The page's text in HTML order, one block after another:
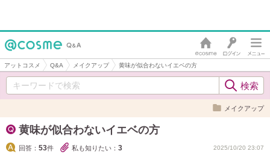
アットコスメ Q&A メイクアップ 黄味が似合わないイエベの方
メイクアップ
黄味が似合わないイエベの方
回答： 53件 私も知りたい： 3 2025/10/20 23:07